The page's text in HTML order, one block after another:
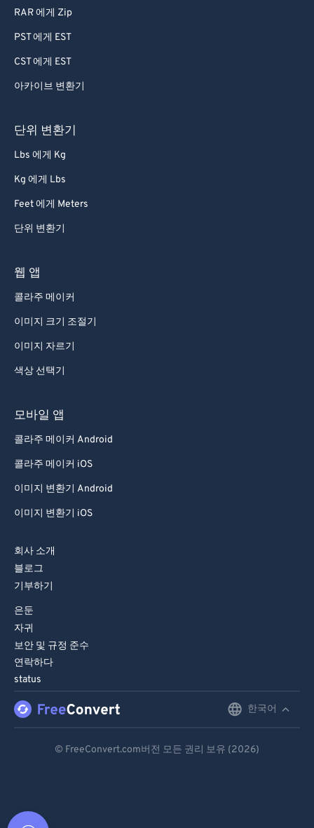
RAR 에게 Zip
PST 에게 EST
CST 에게 EST
아카이브 변환기
단위 변환기
Lbs 에게 Kg
Kg 에게 Lbs
Feet 에게 Meters
단위 변환기
웹 앱
콜라주 메이커
이미지 크기 조절기
이미지 자르기
색상 선택기
모바일 앱
콜라주 메이커 Android
콜라주 메이커 iOS
이미지 변환기 Android
이미지 변환기 iOS
회사 소개
블로그
기부하기
은둔
자귀
보안 및 규정 준수
연락하다
status
한국어
© FreeConvert.com버전 모든 권리 보유 (2026)